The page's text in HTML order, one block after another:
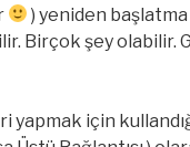
) yeniden
Birçok şey olabilir.
yapmak için